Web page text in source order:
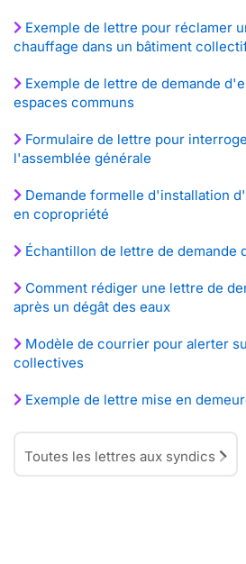
Exemple de lettre pour réclamer
chauffage dans un bâtiment
Exemple de lettre de demande
espaces communs
Formulaire de lettre pour
l'assemblée générale
Demande formelle d'installation
en copropriété
Échantillon de lettre de demande
Comment rédiger une lettre de
après un dégât des eaux
Modèle de courrier pour alerter
collectives
Exemple de lettre mise en
Toutes les lettres aux syndics